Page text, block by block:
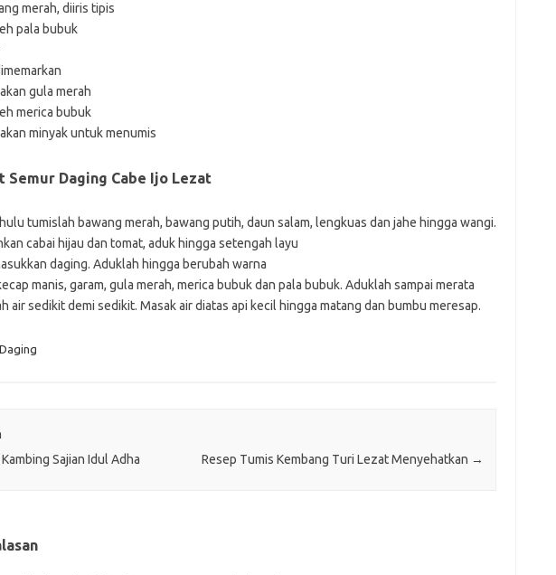
merah, diiris tipis
pala bubuk
gula merah
merica bubuk
minyak untuk menumis
Semur Daging Cabe Ijo Lezat
tumislah bawang merah, bawang putih, daun salam, lengkuas dan jahe hingga wangi.
cabai hijau dan tomat, aduk hingga setengah layu
daging. Aduklah hingga berubah warna
manis, garam, gula merah, merica bubuk dan pala bubuk. Aduklah sampai merata
air sedikit demi sedikit. Masak air diatas api kecil hingga matang dan bumbu meresap.
Sajian Idul Adha Resep Tumis Kembang Turi Lezat Menyehatkan →